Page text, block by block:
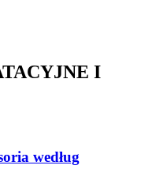
I
według